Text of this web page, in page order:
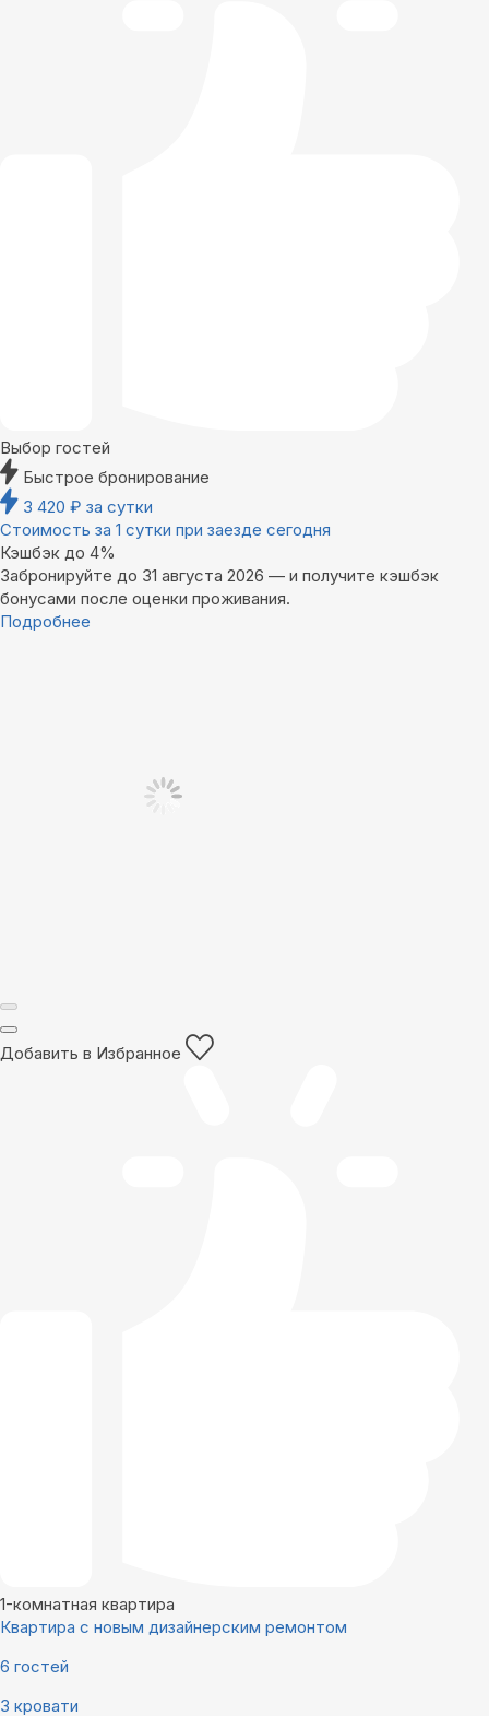
Выбор гостей
Быстрое бронирование
3 420 ₽ за сутки
Стоимость за 1 сутки при заезде сегодня
Кэшбэк до 4%
Забронируйте до 31 августа 2026 — и получите кэшбэк
бонусами после оценки проживания.
Подробнее
Добавить в Избранное
1-комнатная квартира
Квартира с новым дизайнерским ремонтом
6 гостей
3 кровати